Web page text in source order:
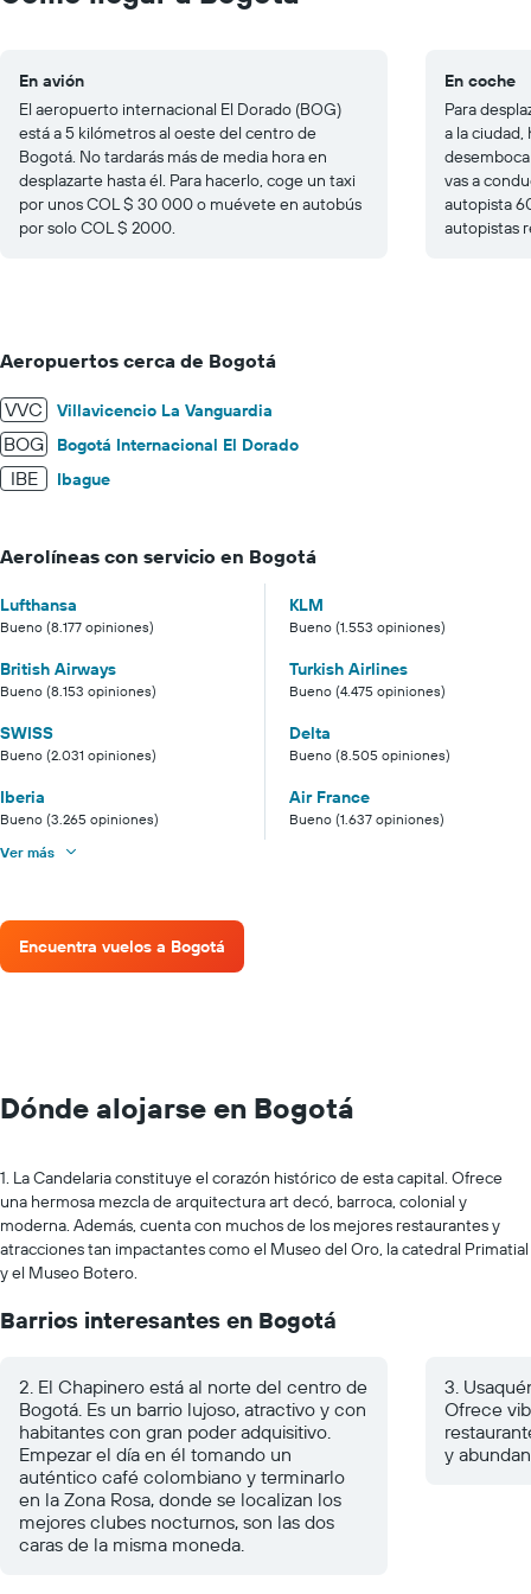
15.
En avión
El aeropuerto internacional El Dorado (BOG)
está a 5 kilómetros al oeste del centro de
Bogotá. No tardarás más de media hora en
desplazarte hasta él. Para hacerlo, coge un taxi
por unos COL $ 30 000 o muévete en autobús
por solo COL $ 2000.
En coche
Para
a la
vas a
autopista
autopistas
Aeropuertos cerca de Bogotá
VVC Villavicencio La Vanguardia
BOG Bogotá Internacional El Dorado
IBE Ibague
Aerolíneas con servicio en Bogotá
Lufthansa
Bueno (8.177 opiniones)
KLM
Bueno (1.553 opiniones)
British Airways
Bueno (8.153 opiniones)
Turkish Airlines
Bueno (4.475 opiniones)
SWISS
Bueno (2.031 opiniones)
Delta
Bueno (8.505 opiniones)
Iberia
Bueno (3.265 opiniones)
Air France
Bueno (1.637 opiniones)
Ver más
Encuentra vuelos a Bogotá
Dónde alojarse en Bogotá
1. La Candelaria constituye el corazón histórico de esta capital. Ofrece
una hermosa mezcla de arquitectura art decó, barroca, colonial y
moderna. Además, cuenta con muchos de los mejores restaurantes y
atracciones tan impactantes como el Museo del Oro, la catedral Primatial
y el Museo Botero.
Barrios interesantes en Bogotá
2. El Chapinero está al norte del centro de
Bogotá. Es un barrio lujoso, atractivo y con
habitantes con gran poder adquisitivo.
Empezar el día en él tomando un
auténtico café colombiano y terminarlo
en la Zona Rosa, donde se localizan los
mejores clubes nocturnos, son las dos
caras de la misma moneda.
3.
Ofrece
y